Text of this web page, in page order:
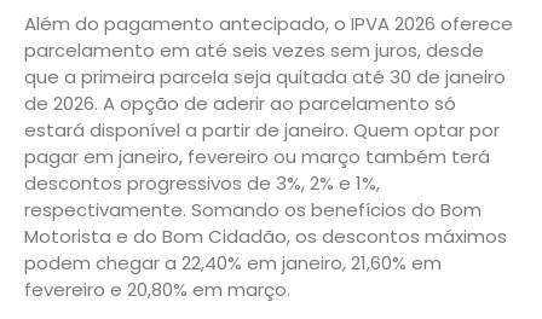
Além do pagamento antecipado, o IPVA 2026 oferece
parcelamento em até seis vezes sem juros, desde
que a primeira parcela seja quitada até 30 de janeiro
de 2026. A opção de aderir ao parcelamento só
estará disponível a partir de janeiro. Quem optar por
pagar em janeiro, fevereiro ou março também terá
descontos progressivos de 3%, 2% e 1%,
respectivamente. Somando os benefícios do Bom
Motorista e do Bom Cidadão, os descontos máximos
podem chegar a 22,40% em janeiro, 21,60% em
fevereiro e 20,80% em março.